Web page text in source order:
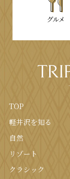
グルメ
TOP
軽井沢を知る
⾃然
リゾート
クラシック